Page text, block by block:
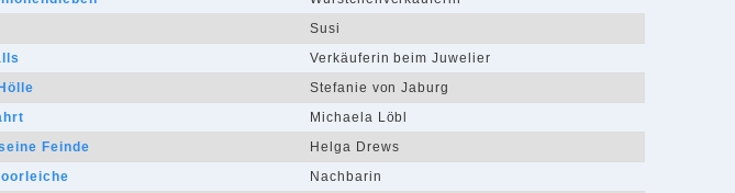
Susi
Verkäuferin beim Juwelier
Stefanie von Jaburg
Michaela Löbl
Feinde
Helga Drews
Nachbarin